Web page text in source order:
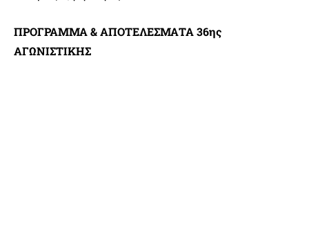
ΠΡΟΓΡΑΜΜΑ & ΑΠΟΤΕΛΕΣΜΑΤΑ 36ης
ΑΓΩΝΙΣΤΙΚΗΣ